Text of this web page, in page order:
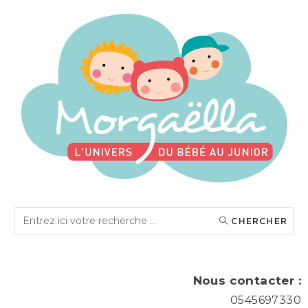
CHERCHER
Nous contacter :
0545697330